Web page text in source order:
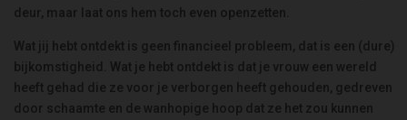
deur, maar laat ons hem toch even openzetten.
Wat jij hebt ontdekt is geen financieel probleem, dat is een (dure)
bijkomstigheid. Wat je hebt ontdekt is dat je vrouw een wereld
heeft gehad die ze voor je verborgen heeft gehouden, gedreven
door schaamte en de wanhopige hoop dat ze het zou kunnen